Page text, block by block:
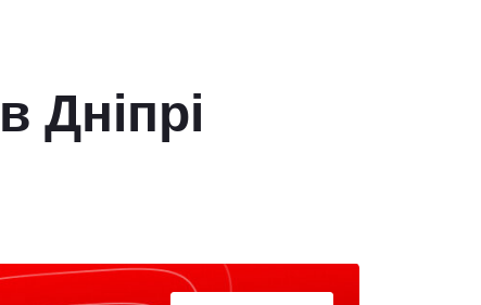
Дніпрі